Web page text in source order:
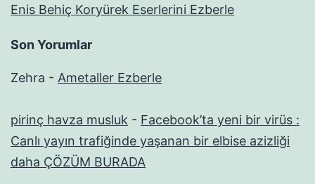
Enis Behiç Koryürek Eserlerini Ezberle
Son Yorumlar
Zehra - Ametaller Ezberle
pirinç havza musluk - Facebook’ta yeni bir virüs :
Canlı yayın trafiğinde yaşanan bir elbise azizliği
daha ÇÖZÜM BURADA